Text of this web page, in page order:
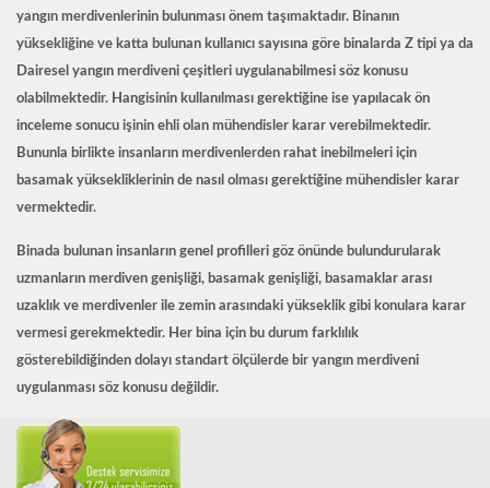
yangın merdivenlerinin bulunması önem taşımaktadır. Binanın
yüksekliğine ve katta bulunan kullanıcı sayısına göre binalarda Z tipi ya da
Dairesel yangın merdiveni çeşitleri uygulanabilmesi söz konusu
olabilmektedir. Hangisinin kullanılması gerektiğine ise yapılacak ön
inceleme sonucu işinin ehli olan mühendisler karar verebilmektedir.
Bununla birlikte insanların merdivenlerden rahat inebilmeleri için
basamak yüksekliklerinin de nasıl olması gerektiğine mühendisler karar
vermektedir.
Binada bulunan insanların genel profilleri göz önünde bulundurularak
uzmanların merdiven genişliği, basamak genişliği, basamaklar arası
uzaklık ve merdivenler ile zemin arasındaki yükseklik gibi konulara karar
vermesi gerekmektedir. Her bina için bu durum farklılık
gösterebildiğinden dolayı standart ölçülerde bir yangın merdiveni
uygulanması söz konusu değildir.